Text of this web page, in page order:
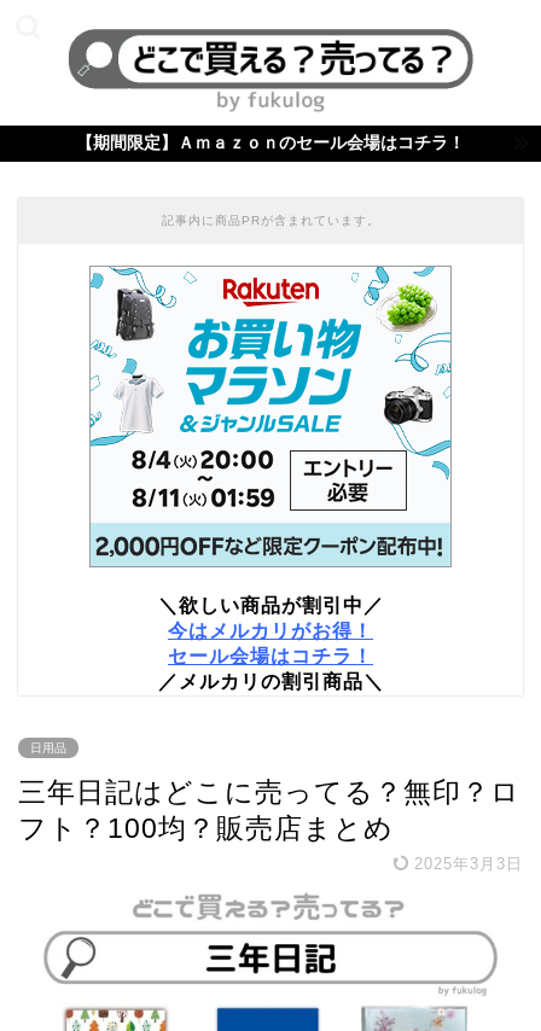
【期間限定】Ａｍａｚｏｎのセール会場はコチラ！
記事内に商品PRが含まれています。
＼欲しい商品が割引中／
今はメルカリがお得！
セール会場はコチラ！
／メルカリの割引商品＼
日用品
三年日記はどこに売ってる？無印？ロ
フト？100均？販売店まとめ
2025年3月3日